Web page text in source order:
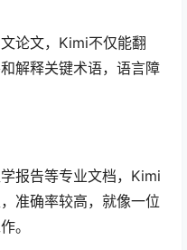
论文，Kimi不仅能翻
解释关键术语，语言障
报告等专业文档，Kimi
准确率较高，就像一位
。